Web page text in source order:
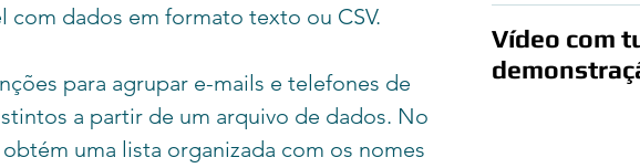
com dados em formato texto ou CSV.
para agrupar e-mails e telefones de
a partir de um arquivo de dados. No
uma lista organizada com os nomes
https://
Vídeo com